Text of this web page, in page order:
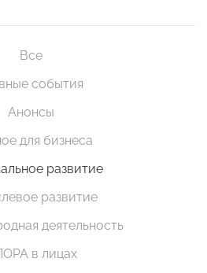
Все
события
Анонсы
для бизнеса
развитие
развитие
деятельность
в лицах